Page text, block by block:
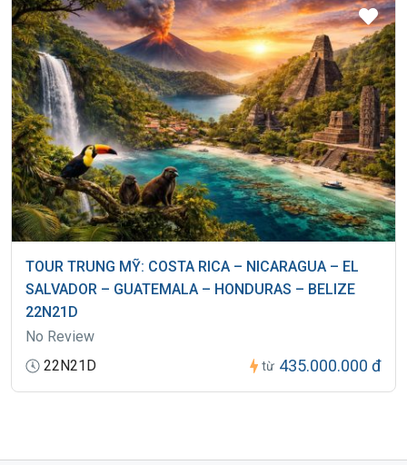
TOUR TRUNG MỸ: COSTA RICA – NICARAGUA – EL
SALVADOR – GUATEMALA – HONDURAS – BELIZE
22N21D
No Review
22N21D
từ 435.000.000 đ